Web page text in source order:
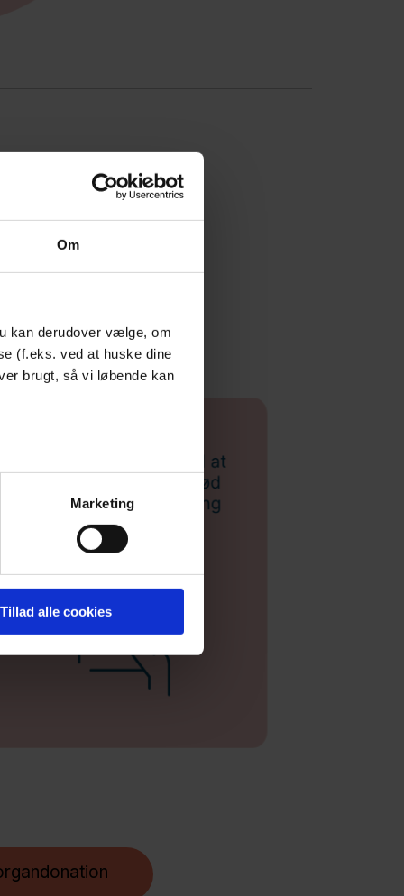
Om
kan derudover vælge, om
(f.eks. ved at huske dine
brugt, så vi løbende kan
Marketing
Tillad alle cookies
stilling til